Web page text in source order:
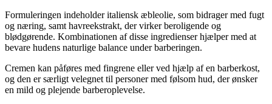
Formuleringen indeholder italiensk æbleolie, som bidrager med fugt
og næring, samt havreekstrakt, der virker beroligende og
blødgørende. Kombinationen af disse ingredienser hjælper med at
bevare hudens naturlige balance under barberingen.
Cremen kan påføres med fingrene eller ved hjælp af en barberkost,
og den er særligt velegnet til personer med følsom hud, der ønsker
en mild og plejende barberoplevelse.